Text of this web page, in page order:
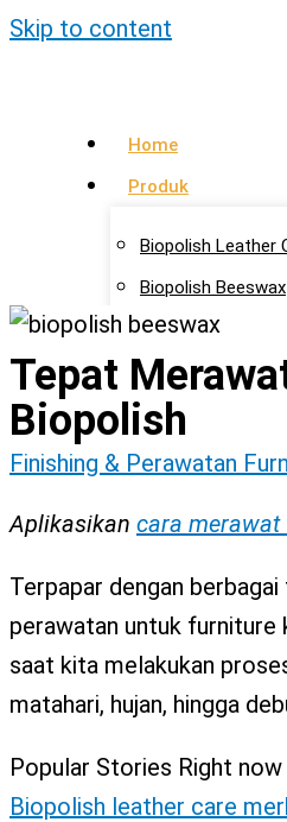
Skip to content
Home
Produk
Biopolish Leather
Biopolish Beeswax
Biopolish Natural Oil
Artikel
Lokasi Agen
Kontak Kami
X
Tepat
Biopolish
Finishing & Perawatan
Aplikasikan cara
Terpapar dengan
perawatan untuk furniture
saat kita melakukan
matahari, hujan, hingga
Popular Stories Right now
Biopolish leather care